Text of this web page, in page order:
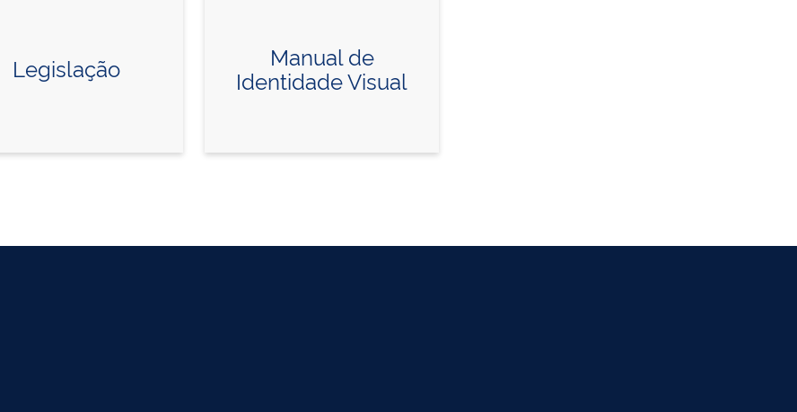
Legislação Manual de
Identidade Visual